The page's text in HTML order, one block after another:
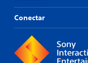
Conectar